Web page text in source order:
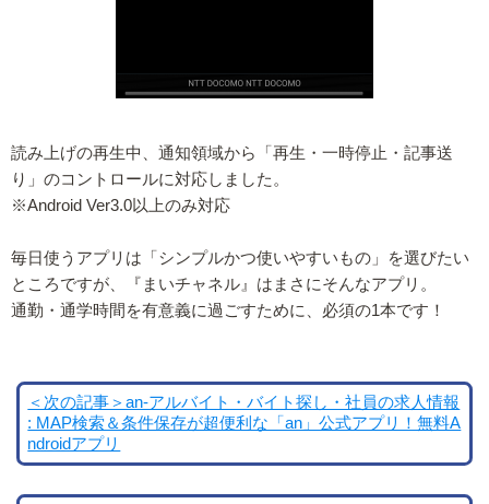
読み上げの再生中、通知領域から「再生・一時停止・記事送
り」のコントロールに対応しました。
※Android Ver3.0以上のみ対応
毎日使うアプリは「シンプルかつ使いやすいもの」を選びたい
ところですが、『まいチャネル』はまさにそんなアプリ。
通勤・通学時間を有意義に過ごすために、必須の1本です！
＜次の記事＞an-アルバイト・バイト探し・社員の求人情報
: MAP検索＆条件保存が超便利な「an」公式アプリ！無料A
ndroidアプリ